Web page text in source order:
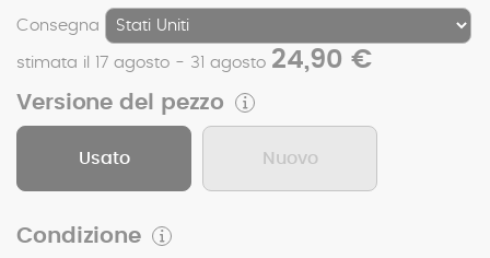
Consegna
stimata il 17 agosto - 31 agosto 24,90 €
Versione del pezzo
Usato Nuovo
Condizione